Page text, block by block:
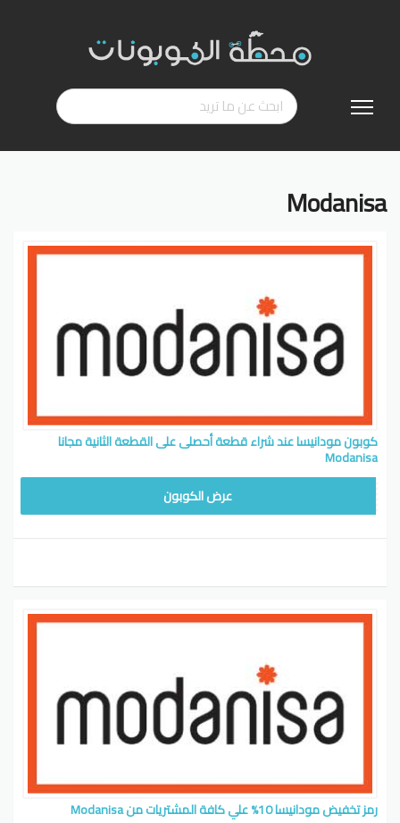
إلى
Modanisa
كوبون مودانيسا عند شراء قطعة أحصلى على القطعة الثانية مجانا
Modanisa
عرض الكوبون
رمز تخفيض مودانيسا 10% علي كافة المشتريات من Modanisa